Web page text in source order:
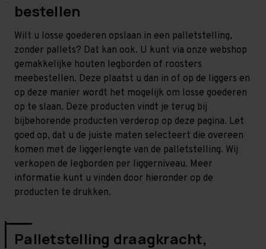
bestellen
Wilt u losse goederen opslaan in een palletstelling,
zonder pallets? Dat kan ook. U kunt via onze webshop
gemakkelijke houten legborden of roosters
meebestellen. Deze plaatst u dan in of op de liggers en
op deze manier wordt het mogelijk om losse goederen
op te slaan. Deze producten vindt je terug bij
bijbehorende producten verderop op deze pagina. Let
goed op, dat u de juiste maten selecteert die overeen
komen met de liggerlengte van de palletstelling. Wij
verkopen de legborden per liggerniveau. Meer
informatie kunt u vinden door hieronder op de
producten te drukken.
Palletstelling draagkracht,